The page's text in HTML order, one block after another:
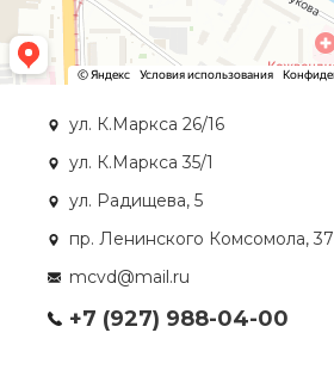
ул. К.Маркса 26/16
ул. К.Маркса 35/1
ул. Радищева, 5
пр. Ленинского Комсомола, 37
mcvd@mail.ru
+7 (927) 988-04-00